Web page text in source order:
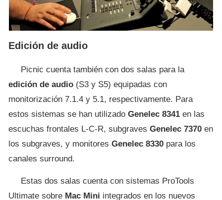
Edición de audio
Picnic cuenta también con dos salas para la
edición de audio (S3 y S5) equipadas con
monitorización 7.1.4 y 5.1, respectivamente. Para
estos sistemas se han utilizado Genelec 8341 en las
escuchas frontales L-C-R, subgraves Genelec 7370 en
los subgraves, y monitores Genelec 8330 para los
canales surround.
Estas dos salas cuenta con sistemas ProTools
Ultimate sobre Mac Mini integrados en los nuevos